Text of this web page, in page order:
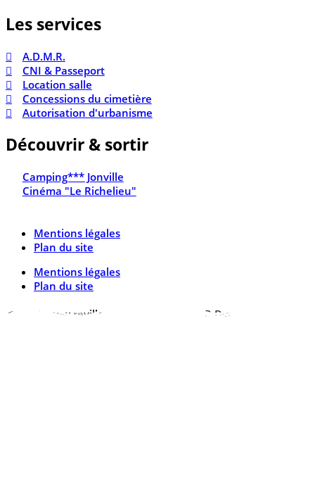
Les services
A.D.M.R.
CNI & Passeport
Location salle
Concessions du cimetière
Autorisation d'urbanisme
Découvrir & sortir
Camping*** Jonville
Cinéma "Le Richelieu"
Mentions légales
Plan du site
Mentions légales
Plan du site
© 2026 www.reville.fr - Une réalisation R Dynamics